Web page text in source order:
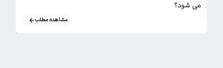
می شود؟
مشاهده مطلب